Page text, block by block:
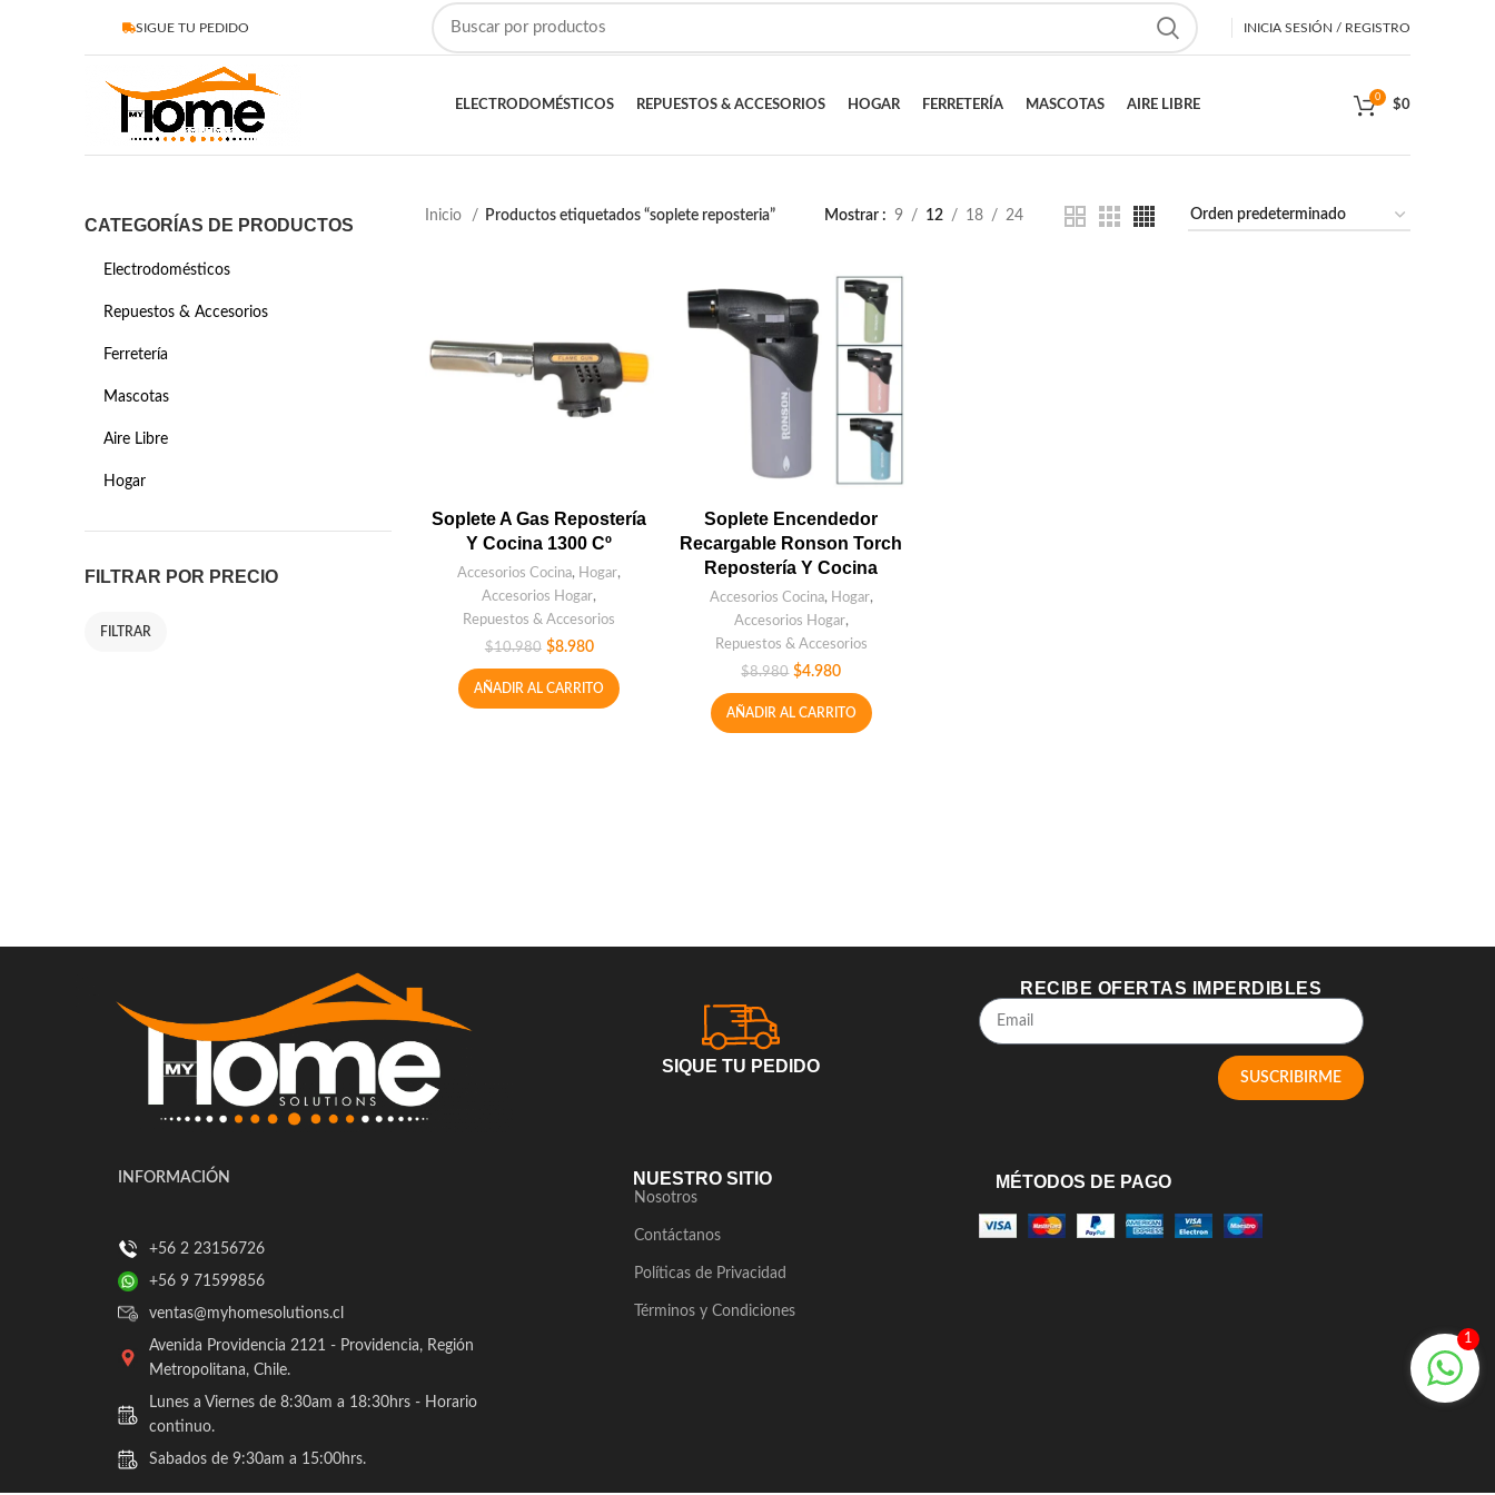
SIGUE TU PEDIDO INICIA SESIÓN / REGISTRO
ELECTRODOMÉSTICOS REPUESTOS & ACCESORIOS HOGAR FERRETERÍA MASCOTAS AIRE LIBRE
0
$0
CATEGORÍAS DE PRODUCTOS
Electrodomésticos
Repuestos & Accesorios
Ferretería
Mascotas
Aire Libre
Hogar
FILTRAR POR PRECIO
FILTRAR
Inicio Productos etiquetados “soplete reposteria” Mostrar 9 12 18 24
Soplete A Gas Repostería
Y Cocina 1300 Cº
Accesorios Cocina, Hogar,
Accesorios Hogar,
Repuestos & Accesorios
$10.980 $8.980
AÑADIR AL CARRITO
Soplete Encendedor
Recargable Ronson Torch
Repostería Y Cocina
Accesorios Cocina, Hogar,
Accesorios Hogar,
Repuestos & Accesorios
$8.980 $4.980
AÑADIR AL CARRITO
SIQUE TU PEDIDO
RECIBE OFERTAS IMPERDIBLES
SUSCRIBIRME
INFORMACIÓN
+56 2 23156726
+56 9 71599856
ventas@myhomesolutions.cl
Avenida Providencia 2121 - Providencia, Región
Metropolitana, Chile.
Lunes a Viernes de 8:30am a 18:30hrs - Horario
continuo.
Sabados de 9:30am a 15:00hrs.
NUESTRO SITIO
Nosotros
Contáctanos
Políticas de Privacidad
Términos y Condiciones
MÉTODOS DE PAGO
1